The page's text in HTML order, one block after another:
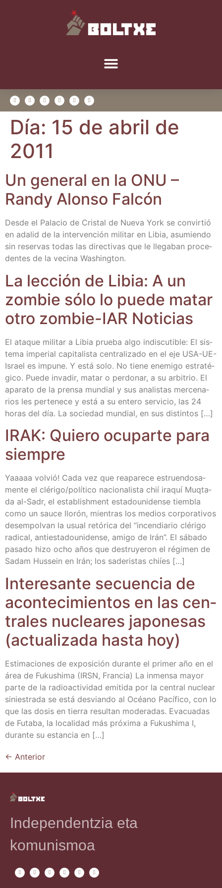
Día: 15 de abril de
2011
Un gene­ral en la ONU –
Randy Alon­so Falcón
Des­de el Pala­cio de Cris­tal de Nue­va York se con­vir­tió
en ada­lid de la inter­ven­ción mili­tar en Libia, asu­mien­do
sin reser­vas todas las direc­ti­vas que le lle­ga­ban pro­ce­
den­tes de la veci­na Washington.
La lec­ción de Libia: A un
zom­bie sólo lo pue­de matar
otro zom­bie-IAR Noticias
El ata­que mili­tar a Libia prue­ba algo indis­cu­ti­ble: El sis­
te­ma impe­rial capi­ta­lis­ta cen­tra­li­za­do en el eje USA-UE-
Israel es impu­ne. Y está solo. No tie­ne enemi­go estra­té­
gi­co. Pue­de inva­dir, matar o per­do­nar, a su arbi­trio. El
apa­ra­to de la pren­sa mun­dial y sus ana­lis­tas mer­ce­na­
rios les per­te­ne­ce y está a su ente­ro ser­vi­cio, las 24
horas del día. La socie­dad mun­dial, en sus distintos […]
IRAK: Quie­ro ocu­par­te para
siempre
Yaaaaa vol­vió! Cada vez que reapa­re­ce estruen­do­sa­
men­te el clérigo/​político nacio­na­lis­ta chií ira­quí Muq­ta­
da al-Sadr, el esta­blish­ment esta­dou­ni­den­se tiem­bla
como un sau­ce llo­rón, mien­tras los medios cor­po­ra­ti­vos
des­em­pol­van la usual retó­ri­ca del “incen­dia­rio clé­ri­go
radi­cal, anti­es­ta­dou­ni­den­se, ami­go de Irán”. El sába­do
pasa­do hizo ocho años que des­tru­ye­ron el régi­men de
Sadam Hus­sein en Irán; los sade­ris­tas chiíes […]
Intere­san­te secuen­cia de
acon­te­ci­mien­tos en las cen­
tra­les nuclea­res japo­ne­sas
(actua­li­za­da has­ta hoy)
Esti­ma­cio­nes de expo­si­ción duran­te el pri­mer año en el
área de Fukushi­ma (IRSN, Fran­cia) La inmen­sa mayor
par­te de la radio­ac­ti­vi­dad emi­ti­da por la cen­tral nuclear
sinies­tra­da se está des­vian­do al Océano Pací­fi­co, con lo
que las dosis en tie­rra resul­tan mode­ra­das. Eva­cua­das
de Futa­ba, la loca­li­dad más pró­xi­ma a Fukushi­ma I,
duran­te su estan­cia en […]
← Anterior
Independentzia eta
komunismoa